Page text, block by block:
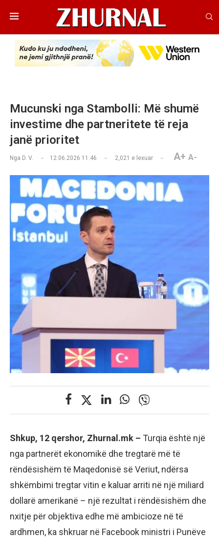
Mucunski nga Stambolli: Më shumë
investime dhe partneritete të reja
janë prioritet
Nga D. V. 12.06.2026 11:46 2,021 e lexuar A+ A-
Shkup, 12 qershor, Zhurnal.mk – Turqia është një
nga partnerët ekonomikë dhe tregtarë më të
rëndësishëm të Maqedonisë së Veriut, ndërsa
shkëmbimi tregtar vitin e kaluar arriti në një miliard
dollarë amerikanë – një rezultat i rëndësishëm dhe
nxitje për objektiva edhe më ambicioze në të
ardhmen, ka shkruar në Facebook ministri i Punëve